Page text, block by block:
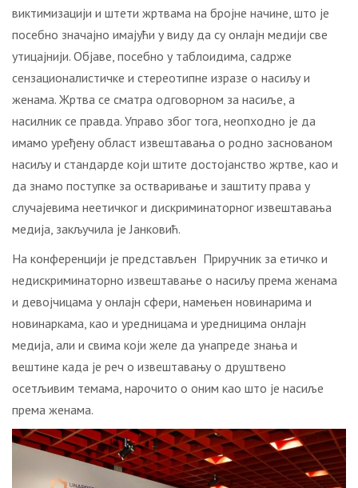
виктимизацији и штети жртвама на бројне начине, што је
посебно значајно имајући у виду да су онлајн медији све
утицајнији. Објаве, посебно у таблоидима, садрже
сензационалистичке и стереотипне изразе о насиљу и
женама. Жртва се сматра одговорном за насиље, а
насилник се правда. Управо због тога, неопходно је да
имамо уређену област извештавања о родно заснованом
насиљу и стандарде који штите достојанство жртве, као и
да знамо поступке за остваривање и заштиту права у
случајевима неетичког и дискриминаторног извештавања
медија, закључила је Јанковић.
На конференцији је представљен Приручник за етичко и
недискриминаторно извештавање о насиљу према женама
и девојчицама у онлајн сфери, намењен новинарима и
новинаркама, као и уредницама и уредницима онлајн
медија, али и свима који желе да унапреде знања и
вештине када је реч о извештавању о друштвено
осетљивим темама, нарочито о оним као што је насиље
према женама.